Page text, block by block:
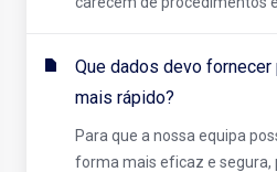
Que dados devo
mais rápido?
Para que a nossa equipa
forma mais eficaz e segura,